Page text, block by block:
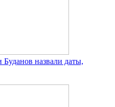
назвали даты,